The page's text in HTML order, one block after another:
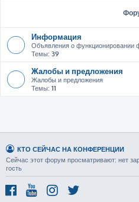
Информация
Объявления о функционировании
Темы: 39
Жалобы и предложения
Жалобы и предложения
Темы: 11
КТО СЕЙЧАС НА КОНФЕРЕНЦИИ
Сейчас этот форум просматривают: нет
гость